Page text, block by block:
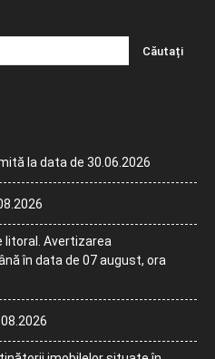
la data de 30.06.2026
litoral. Avertizarea
în data de 07 august, ora